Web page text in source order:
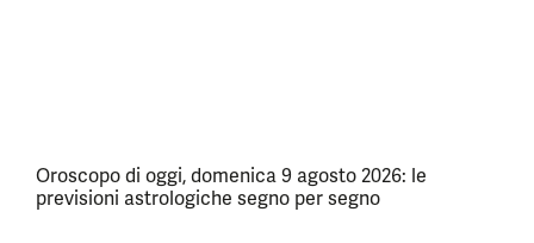
Oroscopo di oggi, domenica 9 agosto 2026: le
previsioni astrologiche segno per segno